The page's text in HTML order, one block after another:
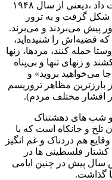
فلسطینِ اسلامی به صهیونیستها حکومت داد ،دیعنی از سال ۱۹۴۸
شکل گرفت و به ترور
پیش می‌بردند و می‌برند.
که قضیه‌اش را شنیده‌اید،
حمله کنند، مردها، زنها
و زنهای تنها و بی‌پناه
جا می‌خواهید بروید» و
بارزترین مظاهر تروریسم
و شب های دهشتناک
تلخ و جانکاه است که با
هم دردناک و غم انگیز
کشتار فلسطینی ها در
سال پیش در چنین ایامی
گذاشت.